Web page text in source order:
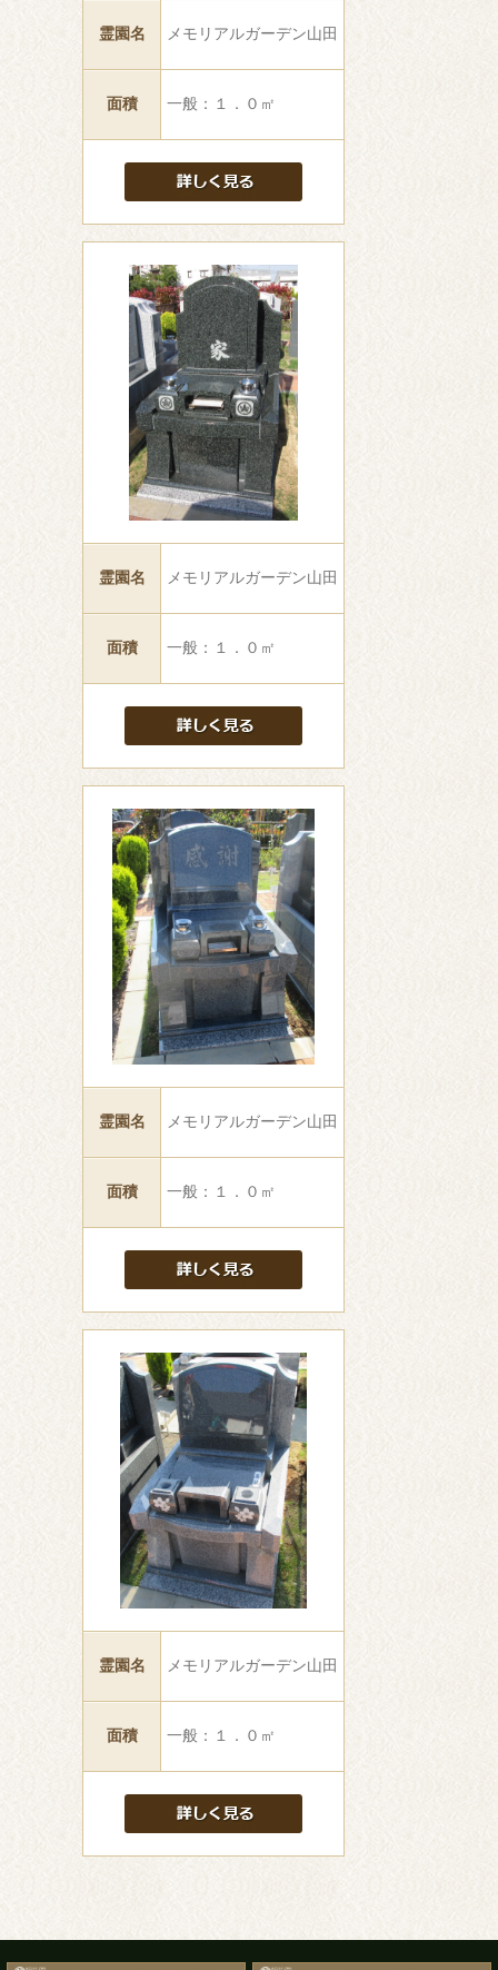
霊園名 メモリアルガーデン山田
面積 一般：１．０㎡
霊園名 メモリアルガーデン山田
面積 一般：１．０㎡
霊園名 メモリアルガーデン山田
面積 一般：１．０㎡
霊園名 メモリアルガーデン山田
面積 一般：１．０㎡